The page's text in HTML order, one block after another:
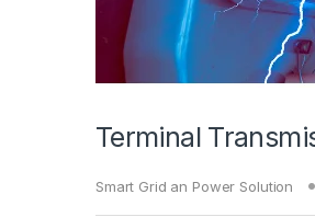
Terminal
Smart Grid an Power Solution